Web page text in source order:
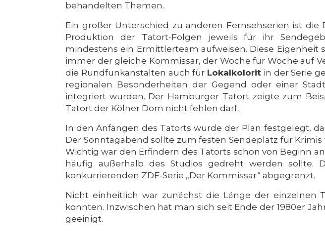
behandelten Themen.
Ein großer Unterschied zu anderen Fernsehserien ist
Produktion der Tatort-Folgen jeweils für ihr
mindestens ein Ermittlerteam aufweisen. Diese
immer der gleiche Kommissar, der Woche für Woche auf
die Rundfunkanstalten auch für Lokalkolorit in der Serie
regionalen Besonderheiten der Gegend oder einer
integriert wurden. Der Hamburger Tatort zeigte zum
Tatort der Kölner Dom nicht fehlen darf.
In den Anfängen des Tatorts wurde der Plan festgelegt,
Der Sonntagabend sollte zum festen Sendeplatz für
Wichtig war den Erfindern des Tatorts schon von Beginn
häufig außerhalb des Studios gedreht werden sollte.
konkurrierenden ZDF-Serie „Der Kommissar“ abgegrenzt.
Nicht einheitlich war zunächst die Länge der einzelnen
konnten. Inzwischen hat man sich seit Ende der 1980er
geeinigt.